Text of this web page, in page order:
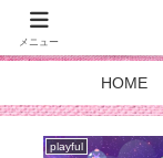
HOME
playful
メニュー